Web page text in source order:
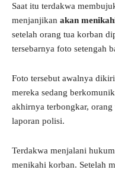
Saat itu terdakwa
menjanjikan akan
setelah orang tua korban
tersebarnya foto setengah
Foto tersebut awalnya
mereka sedang
akhirnya terbongkar,
laporan polisi.
Terdakwa menjalani
menikahi korban. Setelah